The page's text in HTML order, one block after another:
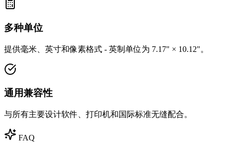
多种单位
提供毫米、英寸和像素格式 - 英制单位为 7.17" × 10.12"。
通用兼容性
与所有主要设计软件、打印机和国际标准无缝配合。
FAQ